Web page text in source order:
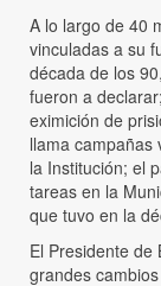
A lo largo de 40
vinculadas a su
década de los
fueron a
eximición de
llama campañas
la Institución; el
tareas en la
que tuvo en la
El Presidente de
grandes